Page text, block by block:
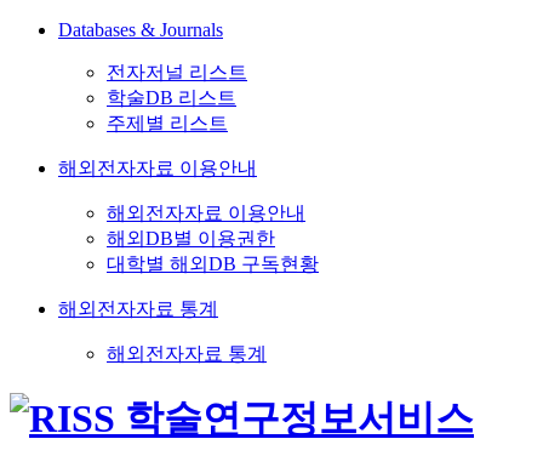
Databases & Journals
전자저널 리스트
학술DB 리스트
주제별 리스트
해외전자자료 이용안내
해외전자자료 이용안내
해외DB별 이용권한
대학별 해외DB 구독현황
해외전자자료 통계
해외전자자료 통계